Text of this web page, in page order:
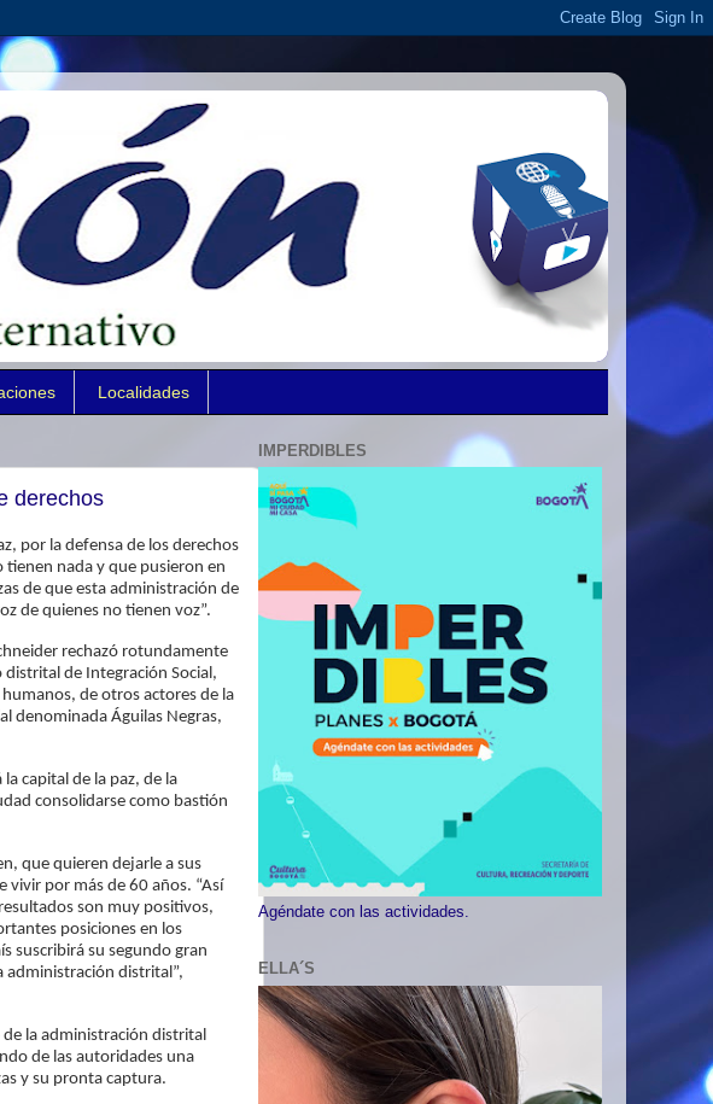
Localidades
derechos
por la defensa de los derechos
tienen nada y que pusieron en
de que esta administración de
de quienes no tienen voz”.
rechazó rotundamente
distrital de Integración Social,
de otros actores de la
denominada Águilas Negras,
capital de la paz, de la
consolidarse como bastión
que quieren dejarle a sus
vivir por más de 60 años. “Así
son muy positivos,
posiciones en los
suscribirá su segundo gran
administración distrital”,
de la administración distrital
de las autoridades una
y su pronta captura.
IMPERDIBLES
Agéndate con las actividades.
ELLA´S